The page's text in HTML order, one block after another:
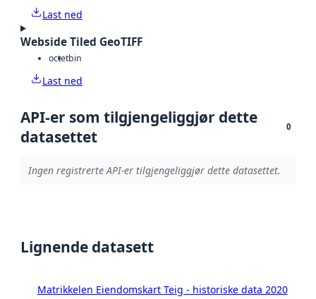
Last ned
Webside Tiled GeoTIFF
octetbin
Last ned
API-er som tilgjengeliggjør dette
datasettet
0
Ingen registrerte API-er tilgjengeliggjør dette datasettet.
Lignende datasett
Matrikkelen Eiendomskart Teig - historiske data 2020